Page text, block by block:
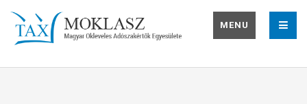
MENU